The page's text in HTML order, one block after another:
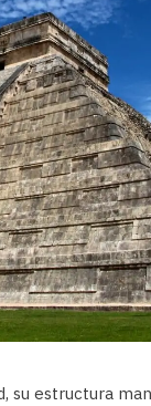
su estructura